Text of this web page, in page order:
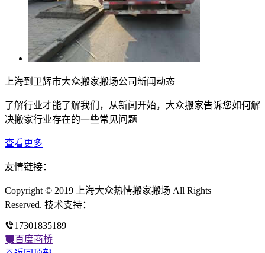
上海到卫辉市大众搬家搬场公司新闻动态
了解行业才能了解我们，从新闻开始，大众搬家告诉您如何解
决搬家行业存在的一些常见问题
查看更多
友情链接：
Copyright © 2019 上海大众热情搬家搬场 All Rights
Reserved. 技术支持：
17301835189
百度商桥